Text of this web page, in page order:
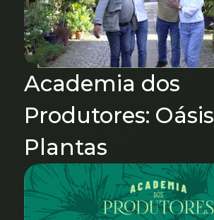
Academia dos
Produtores: Oásis
Plantas